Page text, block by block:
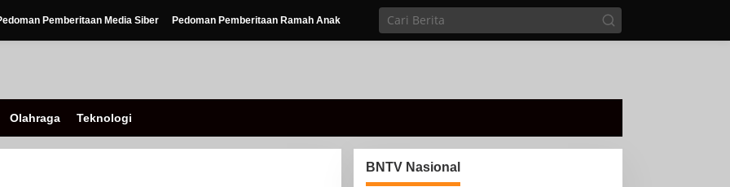
Pemberitaan Media Siber Pedoman Pemberitaan Ramah Anak
Olahraga Teknologi
BNTV Nasional